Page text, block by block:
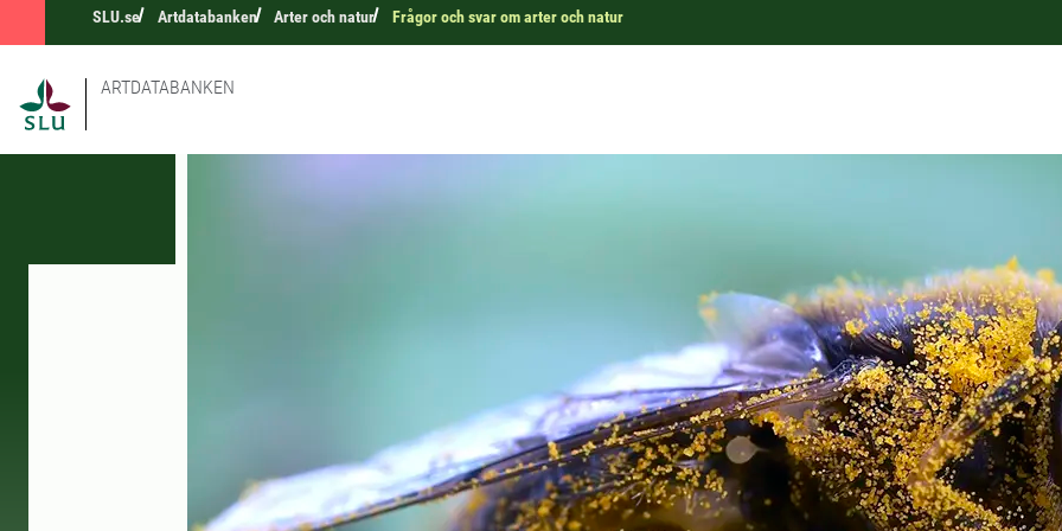
SLU.se Artdatabanken Arter och natur Frågor och svar om arter och natur
ARTDATABANKEN